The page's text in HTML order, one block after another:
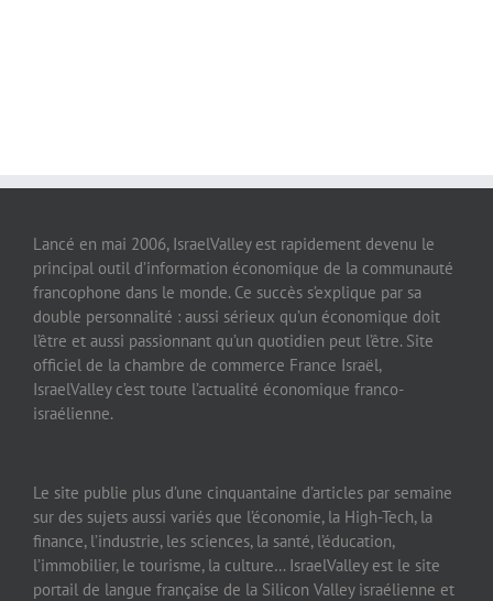
Lancé en mai 2006, IsraelValley est rapidement devenu le
principal outil d’information économique de la communauté
francophone dans le monde. Ce succès s’explique par sa
double personnalité : aussi sérieux qu’un économique doit
l’être et aussi passionnant qu’un quotidien peut l’être. Site
officiel de la chambre de commerce France Israël,
IsraelValley c’est toute l’actualité économique franco-
israélienne.
Le site publie plus d’une cinquantaine d’articles par semaine
sur des sujets aussi variés que l’économie, la High-Tech, la
finance, l’industrie, les sciences, la santé, l’éducation,
l’immobilier, le tourisme, la culture… IsraelValley est le site
portail de langue française de la Silicon Valley israélienne et